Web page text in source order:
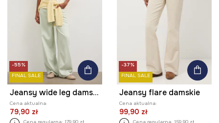
-55%
FINAL SALE
Jeansy wide leg damskie
Cena aktualna:
79,90 zł
Cena regularna: 179,90 zł
-37%
FINAL SALE
Jeansy flare damskie
Cena aktualna:
99,90 zł
Cena regularna: 159,90 zł